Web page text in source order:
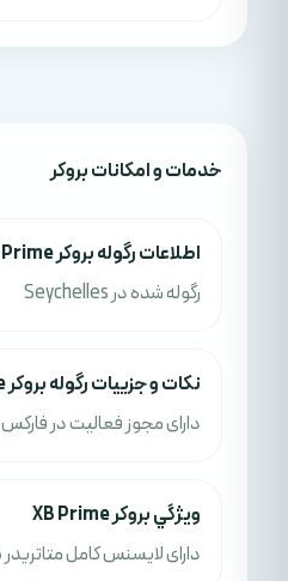
خدمات و امکانات بروکر
اطلاعات رگوله بروکر XB Prime
رگوله شده در Seychelles
نکات و جزييات رگوله بروکر XB Prime
دارای مجوز فعالیت در فارکس
ويژگي بروکر XB Prime
دارای لایسنس کامل متاتریدر 5